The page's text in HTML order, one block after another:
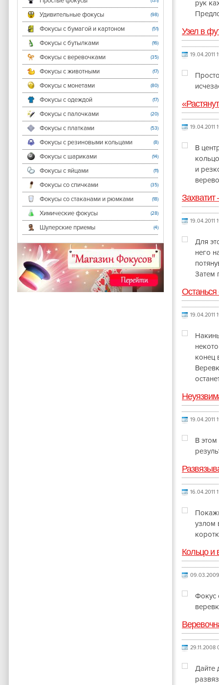
Удивительные фокусы (98)
Фокусы с бумагой и картоном (51)
Фокусы с бутылками (16)
Фокусы с веревочками (35)
Фокусы с животными (17)
Фокусы с монетами (80)
Фокусы с одеждой (17)
Фокусы с палочками (20)
Фокусы с платками (53)
Фокусы с резиновыми кольцами (8)
Фокусы с шариками (14)
Фокусы с яйцами (11)
Фокусы со спичками (35)
Фокусы со стаканами и рюмками (18)
Химические фокусы (28)
Шулерские приемы (4)
рук
Узел в
19.04.2011
19.04.2011
В
и
Захватит
19.04.2011
Для
него
Затем
Останься
19.04.2011
конец
19.04.2011
В
16.04.2011
узлом
Кольцо и
Фокус
29.11.2008
Дайте